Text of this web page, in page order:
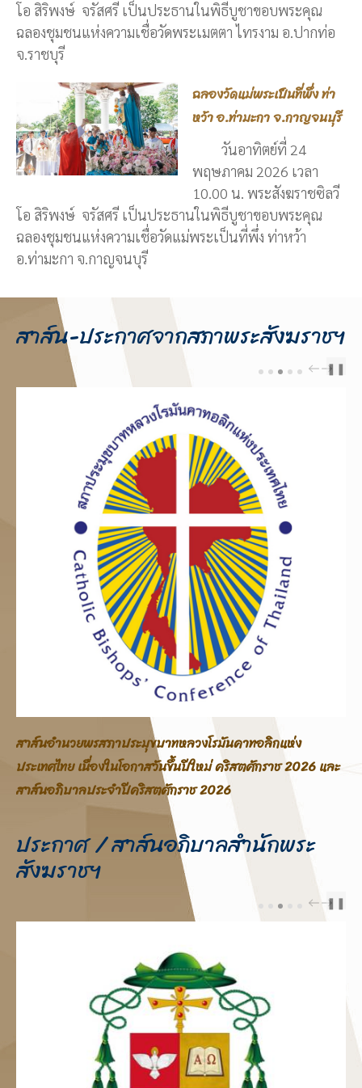
โอ สิริพงษ์ จรัสศรี เป็นประธานในพิธีบูชาขอบพระคุณ
ฉลองชุมชนแห่งความเชื่อวัดพระเมตตา ไทรงาม อ.ปากท่อ
จ.ราชบุรี
ฉลองวัดแม่พระเป็นที่พึ่ง ท่า
หว้า อ.ท่ามะกา จ.กาญจนบุรี
วันอาทิตย์ที่ 24
พฤษภาคม 2026 เวลา
10.00 น. พระสังฆราชซิลวี
โอ สิริพงษ์ จรัสศรี เป็นประธานในพิธีบูชาขอบพระคุณ
ฉลองชุมชนแห่งความเชื่อวัดแม่พระเป็นที่พึ่ง ท่าหว้า
อ.ท่ามะกา จ.กาญจนบุรี
สาส์น-ประกาศจากสภาพระสังฆราชฯ
PREVNEXT
❚❚
สาส์นอภิบาลสภาประมุขบาทหลวงโรมันคาทอลิกแห่ง
ประเทศไทย โอกาสสมโภชพระคริสตสมภพ คริสตศักราช 2025
ประกาศ / สาส์นอภิบาลสำนักพระ
สังฆราชฯ
PREV
NEXT
❚❚